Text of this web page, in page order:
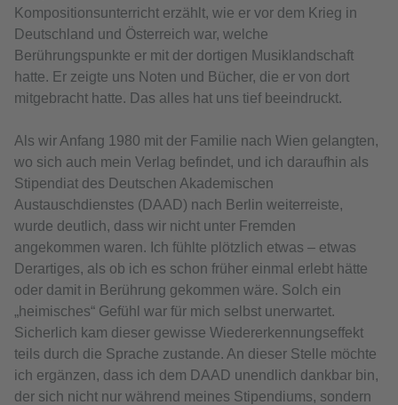
Kompositionsunterricht erzählt, wie er vor dem Krieg in
Deutschland und Österreich war, welche
Berührungspunkte er mit der dortigen Musiklandschaft
hatte. Er zeigte uns Noten und Bücher, die er von dort
mitgebracht hatte. Das alles hat uns tief beeindruckt.
Als wir Anfang 1980 mit der Familie nach Wien gelangten,
wo sich auch mein Verlag befindet, und ich daraufhin als
Stipendiat des Deutschen Akademischen
Austauschdienstes (DAAD) nach Berlin weiterreiste,
wurde deutlich, dass wir nicht unter Fremden
angekommen waren. Ich fühlte plötzlich etwas – etwas
Derartiges, als ob ich es schon früher einmal erlebt hätte
oder damit in Berührung gekommen wäre. Solch ein
„heimisches“ Gefühl war für mich selbst unerwartet.
Sicherlich kam dieser gewisse Wiedererkennungseffekt
teils durch die Sprache zustande. An dieser Stelle möchte
ich ergänzen, dass ich dem DAAD unendlich dankbar bin,
der sich nicht nur während meines Stipendiums, sondern